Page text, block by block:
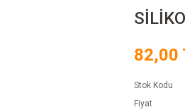
82,00
Stok Kodu
Fiyat